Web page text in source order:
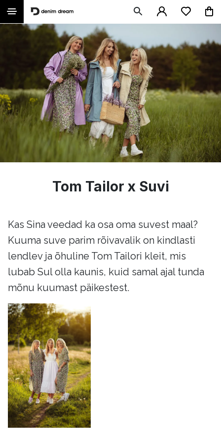
Tom Tailor x Suvi
Kas Sina veedad ka osa oma suvest maal?
Kuuma suve parim rõivavalik on kindlasti
lendlev ja õhuline Tom Tailori kleit, mis
lubab Sul olla kaunis, kuid samal ajal tunda
mõnu kuumast päikestest.